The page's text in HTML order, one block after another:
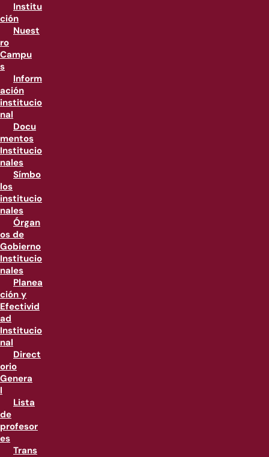
Institu
ción
Nuest
ro
Campu
s
Inform
ación
institucio
nal
Docu
mentos
Institucio
nales
Símbo
los
institucio
nales
Órgan
os de
Gobierno
Institucio
nales
Planea
ción y
Efectivid
ad
Institucio
nal
Direct
orio
Genera
l
Lista
de
profesor
es
Trans